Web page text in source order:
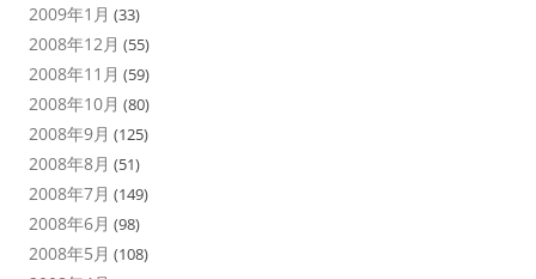
2009年1月 (33)
2008年12月 (55)
2008年11月 (59)
2008年10月 (80)
2008年9月 (125)
2008年8月 (51)
2008年7月 (149)
2008年6月 (98)
2008年5月 (108)